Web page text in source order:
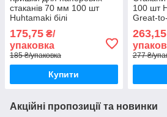
стаканів 70 мм 100 шт
Huhtamaki білі
175,75 ₴/
упаковка
185 ₴/упаковка
Купити
100 шт
Great-
263,15
277 ₴/
Акційні пропозиції та новинки